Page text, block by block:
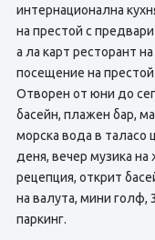
интернационална
на престой с
а ла карт ресторант
посещение на
Отворен от юни до
басейн, плажен бар,
морска вода в таласо
деня, вечер музика
рецепция, открит
на валута, мини голф,
паркинг.